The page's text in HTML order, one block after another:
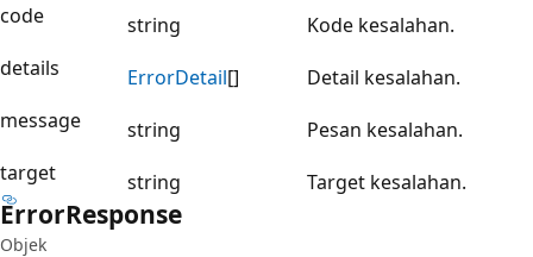
code
string
Kode kesalahan.
details
ErrorDetail[]
Detail kesalahan.
message
string
Pesan kesalahan.
target
string Target kesalahan.
ErrorResponse
Objek